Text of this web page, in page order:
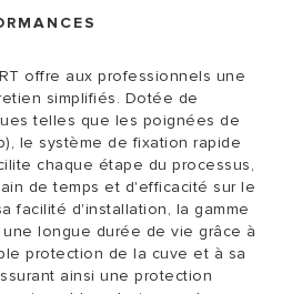
offre aux professionnels une
simplifiés. Dotée de
telles que les poignées de
le système de fixation rapide
chaque étape du processus,
de temps et d'efficacité sur le
facilité d'installation, la gamme
une longue durée de vie grâce à
protection de la cuve et à sa
ainsi une protection